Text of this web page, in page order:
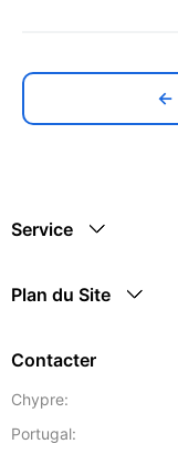
←
Service
Plan du Site
Contacter
Chypre:
Portugal: